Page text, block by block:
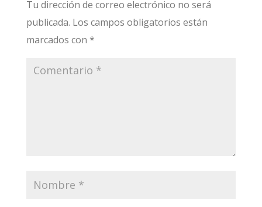
Tu dirección de correo electrónico no será
publicada. Los campos obligatorios están
marcados con *